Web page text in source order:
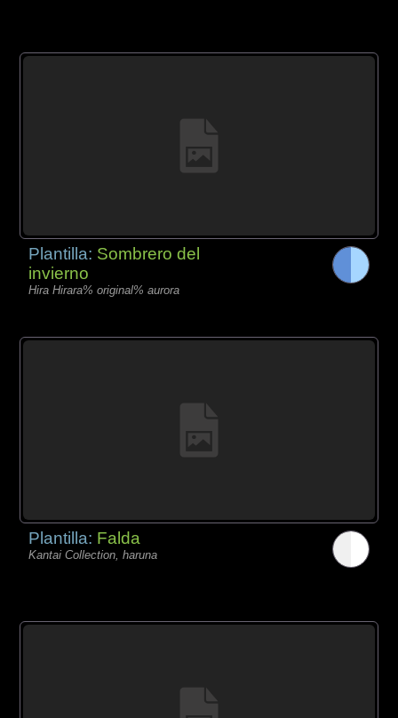
Plantilla: Sombrero del
invierno
Hira Hirara% original% aurora
Plantilla: Falda
Kantai Collection, haruna